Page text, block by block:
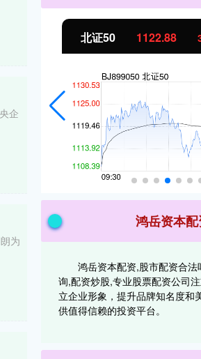
企
为
创业板指 3515.56
鸿岳资本
鸿岳资本配资,股市配资合
询,配资炒股,专业股票配资公司
立企业形象，提升品牌知名度和
供值得信赖的投资平台。